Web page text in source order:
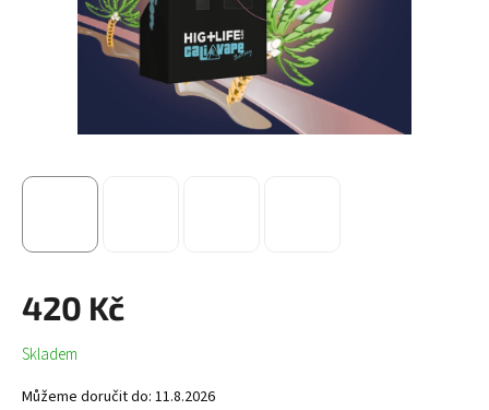
420 Kč
Měrná
cena:
Skladem
Můžeme doručit do: 11.8.2026